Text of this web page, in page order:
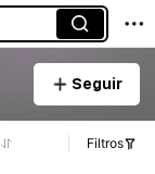
Seguir
Filtros